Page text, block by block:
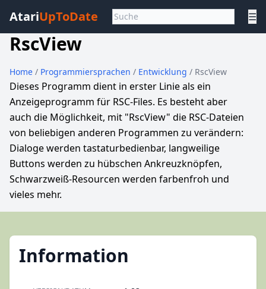
AtariUpToDate ☰
RscView
Home / Programmiersprachen / Entwicklung / RscView
Dieses Programm dient in erster Linie als ein
Anzeigeprogramm für RSC-Files. Es besteht aber
auch die Möglichkeit, mit "RscView" die RSC-Dateien
von beliebigen anderen Programmen zu verändern:
Dialoge werden tastaturbedienbar, langweilige
Buttons werden zu hübschen Ankreuzknöpfen,
Schwarzweiß-Resourcen werden farbenfroh und
vieles mehr.
Information